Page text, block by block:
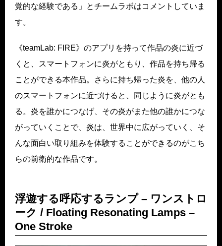
覚的な経験である」とチームラボはコメントしていま
す。
《teamLab: FIRE》のアプリを持って作品の炎に近づ
くと、スマートフォンに炎がともり、作品を持ち帰る
ことができる本作品。さらに持ち帰った炎を、他の人
のスマートフォンに近づけると、同じように炎がとも
る。炎を誰かにつなげ、その炎がまた他の誰かにつな
がっていくことで、炎は、世界中に広がっていく、そ
んな面白い取り組みを体験することができるのがこち
らの前衛的な作品です。
浮遊する呼応するランプ – ワンストロ
ーク / Floating Resonating Lamps –
One Stroke